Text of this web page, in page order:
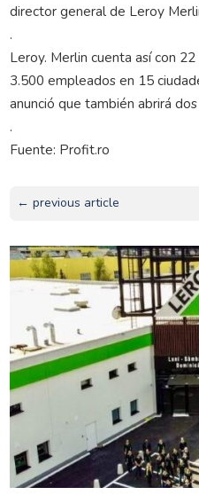
director general de Leroy
.
Leroy. Merlin cuenta así con
3.500 empleados en 15
anunció que también abrirá
.
Fuente: Profit.ro
← previous article